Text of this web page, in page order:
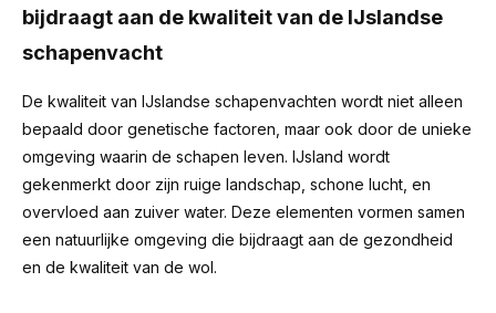
bijdraagt aan de kwaliteit van de IJslandse
schapenvacht
De kwaliteit van IJslandse schapenvachten wordt niet alleen
bepaald door genetische factoren, maar ook door de unieke
omgeving waarin de schapen leven. IJsland wordt
gekenmerkt door zijn ruige landschap, schone lucht, en
overvloed aan zuiver water. Deze elementen vormen samen
een natuurlijke omgeving die bijdraagt aan de gezondheid
en de kwaliteit van de wol.